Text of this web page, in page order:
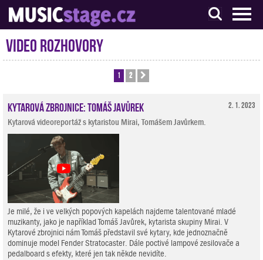
S muzikanty pro muzikanty
Video rozhovory
1 2
2. 1. 2023
Kytarová zbrojnice: Tomáš Javůrek
Kytarová videoreportáž s kytaristou Mirai, Tomášem Javůrkem.
Je milé, že i ve velkých popových kapelách najdeme talentované mladé
muzikanty, jako je například Tomáš Javůrek, kytarista skupiny Mirai. V
Kytarové zbrojnici nám Tomáš představil své kytary, kde jednoznačně
dominuje model Fender Stratocaster. Dále poctivé lampové zesilovače a
pedalboard s efekty, které jen tak někde nevidíte.